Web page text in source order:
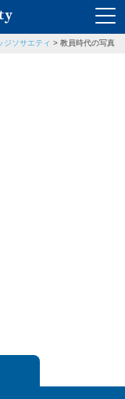
ジソサエティ > 教員時代の写真